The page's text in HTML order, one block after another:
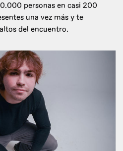
personas en casi 200
una vez más y te
del encuentro.